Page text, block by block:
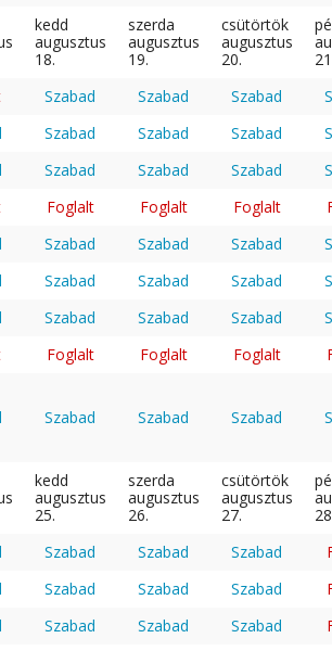
kedd
augusztus
18.
szerda
augusztus
19.
csütörtök
augusztus
20.
Szabad Szabad Szabad
Szabad Szabad Szabad
Szabad Szabad Szabad
Foglalt Foglalt Foglalt
Szabad Szabad Szabad
Szabad Szabad Szabad
Szabad Szabad Szabad
Foglalt Foglalt Foglalt
Szabad Szabad Szabad
kedd
augusztus
25.
szerda
augusztus
26.
csütörtök
augusztus
27.
Szabad Szabad Szabad
Szabad Szabad Szabad
Szabad Szabad Szabad